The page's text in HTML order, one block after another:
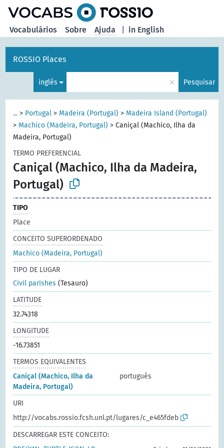
in English
Vocabulários Sobre Ajuda
ROSSIO Places
inglês × Pesquisar
... > Portugal > Madeira (Portugal) > Madeira Island (Portugal)
> Machico (Madeira, Portugal) >Caniçal (Machico, Ilha da
Madeira, Portugal)
TERMO PREFERENCIAL
Caniçal (Machico, Ilha da Madeira,
Portugal)
TIPO
Place
CONCEITO SUPERORDENADO
Machico (Madeira, Portugal)
TIPO DE LUGAR
Civil parishes (Tesauro)
LATITUDE
32.74318
LONGITUDE
-16.73851
TERMOS EQUIVALENTES
Caniçal (Machico, Ilha da
Madeira, Portugal)
português
URI
http://vocabs.rossio.fcsh.unl.pt/lugares/c_e465fdeb
DESCARREGAR ESTE CONCEITO: